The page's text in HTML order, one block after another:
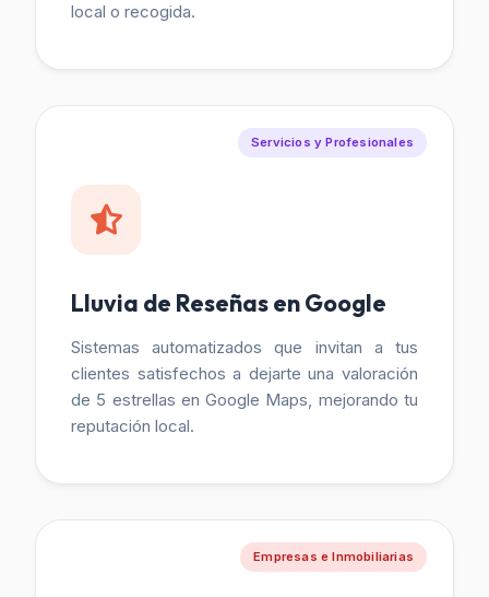
local o recogida.
Servicios y Profesionales
Lluvia de Reseñas en Google
Sistemas automatizados que invitan a tus
clientes satisfechos a dejarte una valoración
de 5 estrellas en Google Maps, mejorando tu
reputación local.
Empresas e Inmobiliarias